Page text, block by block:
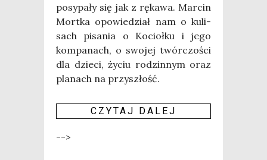
posy­pa­ły się jak z ręka­wa. Mar­cin
Mort­ka opo­wie­dział nam o kuli­
sach pisa­nia o Kocioł­ku i jego
kom­pa­nach, o swo­jej twór­czo­ści
dla dzie­ci, życiu rodzin­nym oraz
pla­nach na przy­szłość.
CZY­TAJ DALEJ
-->